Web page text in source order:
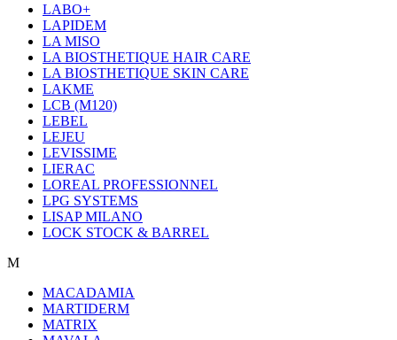
LABO+
LAPIDEM
LA MISO
LA BIOSTHETIQUE HAIR CARE
LA BIOSTHETIQUE SKIN CARE
LAKME
LCB (M120)
LEBEL
LEJEU
LEVISSIME
LIERAC
LOREAL PROFESSIONNEL
LPG SYSTEMS
LISAP MILANO
LOCK STOCK & BARREL
M
MACADAMIA
MARTIDERM
MATRIX